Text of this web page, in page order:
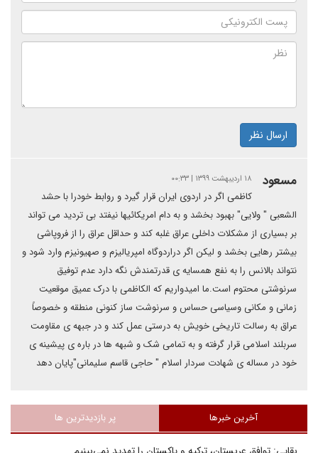
ارسال نظر
مسعود ۱۸ اردیبهشت ۱۳۹۹ | ۰۰:۳۳
کاظمی اگر در اردوی ایران قرار گیرد و روابط خودرا با حشد
الشعبی " ولایی" بهبود بخشد و به دام امریکائیها نیفتد بی تردید می تواند
بر بسیاری از مشکلات داخلی عراق غلبه کند و حداقل عراق را از فروپاشی
بیشتر رهایی بخشد و لیکن اگر دراردوگاه امپریالیزم و صهیونیزم وارد شود و
نتواند بالانس را به نفع همسایه ی قدرتمندش نگه دارد عدم توفیق
سرنوشتی محتوم است.ما امیدواریم که الکاظمی با درک عمیق موقعیت
زمانی و مکانی وسیاسی حساس و سرنوشت ساز کنونی منطقه و خصوصاً
عراق به رسالت تاریخی خویش به درستی عمل کند و در جبهه ی مقاومت
سربلند اسلامی قرار گرفته و به تمامی شک و شبهه ها در باره ی پیشینه ی
خود در مساله ی شهادت سردار اسلام " حاجی قاسم سلیمانی"پایان دهد
آخرین خبرها پر بازدیدترین ها